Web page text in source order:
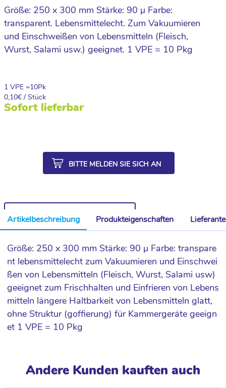
Größe: 250 x 300 mm Stärke: 90 µ Farbe:
transparent. Lebensmittelecht. Zum Vakuumieren
und Einschweißen von Lebensmitteln (Fleisch,
Wurst, Salami usw.) geeignet. 1 VPE = 10 Pkg
1 VPE =10Pk
0,10€ / Stück
Sofort lieferbar
BITTE MELDEN SIE SICH AN
Artikelbeschreibung Produkteigenschaften
Größe: 250 x 300 mm Stärke: 90 µ Farbe: transpare
nt lebensmittelecht zum Vakuumieren und Einschwei
ßen von Lebensmitteln (Fleisch, Wurst, Salami usw)
geeignet zum Frischhalten und Einfrieren von Lebens
mitteln längere Haltbarkeit von Lebensmitteln glatt,
ohne Struktur (goffierung) für Kammergeräte geeign
et 1 VPE = 10 Pkg
Andere Kunden kauften auch